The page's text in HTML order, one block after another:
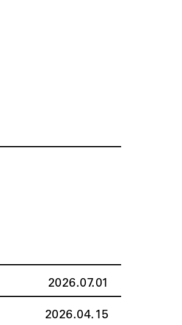
2026.07.01
2026.04.15